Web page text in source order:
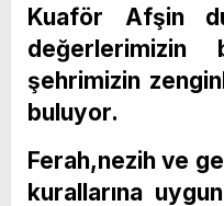
Kuaför Afşin
değerlerimizin
şehrimizin
buluyor.
Ferah,nezih ve
kurallarına